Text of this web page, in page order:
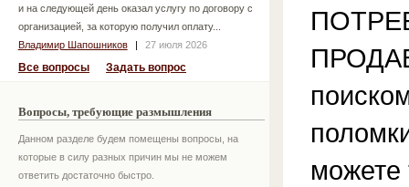
и на следующей день оказал услугу по договору с
организацией, за которую получил оплату...
Владимир Шапошников
| 27 июля 2026
Все вопросы Задать вопрос
Вопросы, требующие размышления
Данном разделе будем помещены вопросы, на
которые в силу разных причин мы не можем
ответить достаточно быстро.
можете